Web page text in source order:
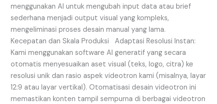
menggunakan AI untuk mengubah input data atau brief
sederhana menjadi output visual yang kompleks,
mengeliminasi proses desain manual yang lama.
Kecepatan dan Skala Produksi Adaptasi Resolusi Instan:
Kami menggunakan software AI generatif yang secara
otomatis menyesuaikan aset visual (teks, logo, citra) ke
resolusi unik dan rasio aspek videotron kami (misalnya, layar
12:9 atau layar vertikal). Otomatisasi desain videotron ini
memastikan konten tampil sempurna di berbagai videotron